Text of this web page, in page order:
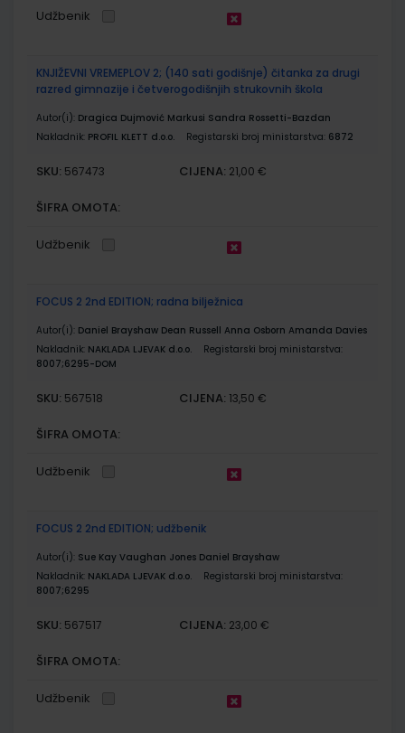
Udžbenik
KNJIŽEVNI VREMEPLOV 2; (140 sati godišnje) čitanka za drugi
razred gimnazije i četverogodišnjih strukovnih škola
Autor(i): Dragica Dujmović Markusi Sandra Rossetti-Bazdan
Nakladnik: PROFIL KLETT d.o.o. Registarski broj ministarstva: 6872
SKU: 567473 CIJENA: 21,00 €
ŠIFRA OMOTA:
Udžbenik
FOCUS 2 2nd EDITION; radna bilježnica
Autor(i): Daniel Brayshaw Dean Russell Anna Osborn Amanda Davies
Nakladnik: NAKLADA LJEVAK d.o.o.
Registarski broj ministarstva:
8007;6295-DOM
SKU: 567518 CIJENA: 13,50 €
ŠIFRA OMOTA:
Udžbenik
FOCUS 2 2nd EDITION; udžbenik
Autor(i): Sue Kay Vaughan Jones Daniel Brayshaw
Nakladnik: NAKLADA LJEVAK d.o.o.
Registarski broj ministarstva:
8007;6295
SKU: 567517 CIJENA: 23,00 €
ŠIFRA OMOTA:
Udžbenik